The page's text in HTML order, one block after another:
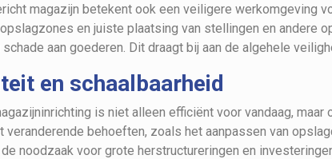
magazijn betekent ook een veiligere werkomgeving
en juiste plaatsing van stellingen en andere
aan goederen. Dit draagt bij aan de algehele
en schaalbaarheid
is niet alleen efficiënt voor vandaag,
veranderende behoeften, zoals het aanpassen van
noodzaak voor grote herstructureringen en